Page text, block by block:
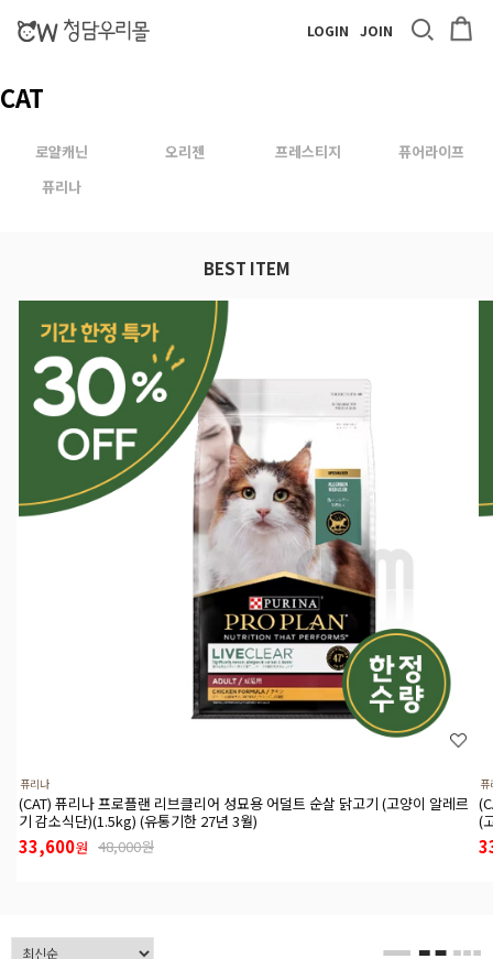
LOGIN JOIN
CAT
로얄캐닌 오리젠 프레스티지
퓨어라이프
퓨리나
BEST ITEM
퓨리나
(CAT) 퓨리나 프로플랜 리브클리어 성묘용 어덜트 순살 닭고기 (고양이 알레르
기 감소식단)(1.5kg) (유통기한 27년 3월)
33,600원 48,000원
퓨
(